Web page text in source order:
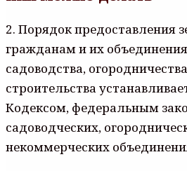
2. Порядок предоставления
гражданам и их
садоводства,
строительства
Кодексом, федеральным
садоводческих,
некоммерческих